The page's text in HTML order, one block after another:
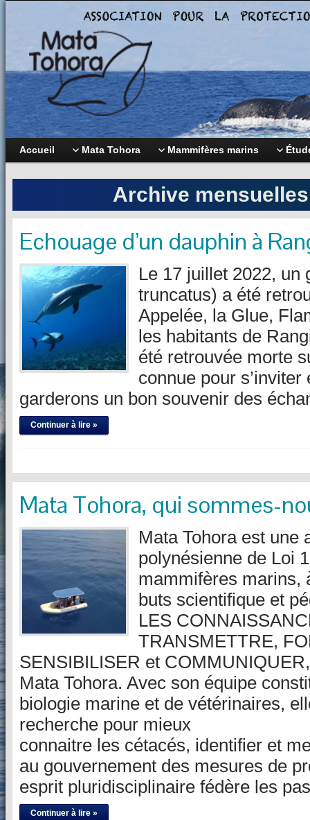
Accueil Mata Tohora Mammifères marins
Archive
Echouage d’un dauphin à
Le 17 juillet 2022, un
truncatus) a été
Appelée, la Glue,
les habitants de
été retrouvée morte
connue pour
garderons un bon souvenir des
Continuer à lire »
Mata Tohora, qui sommes-
Mata Tohora est une
polynésienne de Loi
mammifères marins,
buts scientifique et
LES
TRANSMETTRE,
SENSIBILISER et
Mata Tohora. Avec son équipe
biologie marine et de vétérinaires,
recherche pour mieux
connaitre les cétacés, identifier et
au gouvernement des mesures de
esprit pluridisciplinaire fédère les
Continuer à lire »